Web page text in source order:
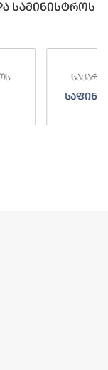
სამინისტროს
სამინისტროს
სამსახური